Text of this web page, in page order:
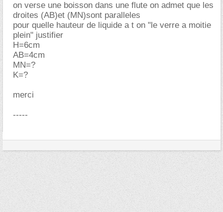
on verse une boisson dans une flute on admet que les
droites (AB)et (MN)sont paralleles
pour quelle hauteur de liquide a t on "le verre a moitie
plein" justifier
H=6cm
AB=4cm
MN=?
K=?
merci
-----